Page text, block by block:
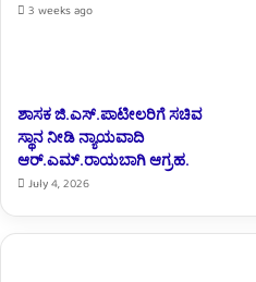
3 weeks ago
ಶಾಸಕ ಜಿ.ಎಸ್.ಪಾಟೀಲರಿಗೆ ಸಚಿವ
ಸ್ಥಾನ ನೀಡಿ ನ್ಯಾಯವಾದಿ
ಆರ್.‌ಎಮ್.‌ರಾಯಬಾಗಿ ಆಗ್ರಹ.
July 4, 2026